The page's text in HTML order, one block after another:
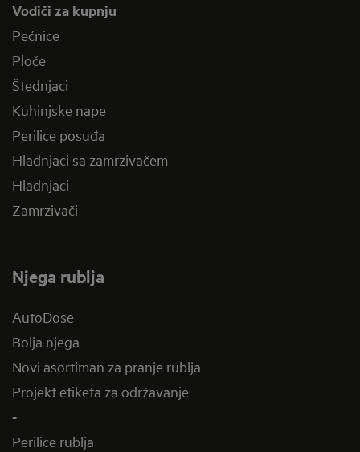
Vodiči za kupnju
Pećnice
Ploče
Štednjaci
Kuhinjske nape
Perilice posuđa
Hladnjaci sa zamrzivačem
Hladnjaci
Zamrzivači
Njega rublja
AutoDose
Bolja njega
Novi asortiman za pranje rublja
Projekt etiketa za održavanje
-
Perilice rublja